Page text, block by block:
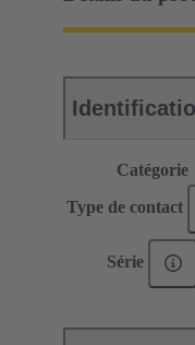
Catégorie
Type de contact
Série